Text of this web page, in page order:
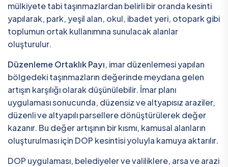
mülkiyete tabi taşınmazlardan belirli bir oranda kesinti
yapılarak, park, yeşil alan, okul, ibadet yeri, otopark gibi
toplumun ortak kullanımına sunulacak alanlar
oluşturulur.
Düzenleme Ortaklık Payı, imar düzenlemesi yapılan
bölgedeki taşınmazların değerinde meydana gelen
artışın karşılığı olarak düşünülebilir. İmar planı
uygulaması sonucunda, düzensiz ve altyapısız araziler,
düzenli ve altyapılı parsellere dönüştürülerek değer
kazanır. Bu değer artışının bir kısmı, kamusal alanların
oluşturulması için DOP kesintisi yoluyla kamuya aktarılır.
DOP uygulaması, belediyeler ve valiliklere, arsa ve arazi